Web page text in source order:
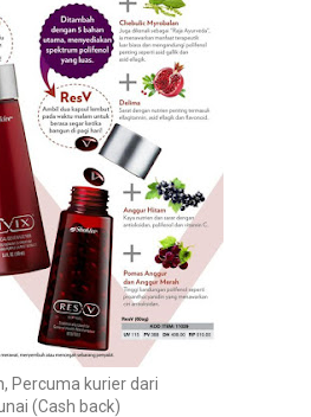
Percuma kurier dari
(Cash back)